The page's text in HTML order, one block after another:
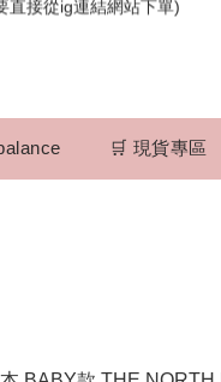
直接從ig連結網站下單)
接從ig連結網站下單)
🛒 現貨專區